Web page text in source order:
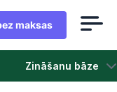
maksas
Zināšanu bāze